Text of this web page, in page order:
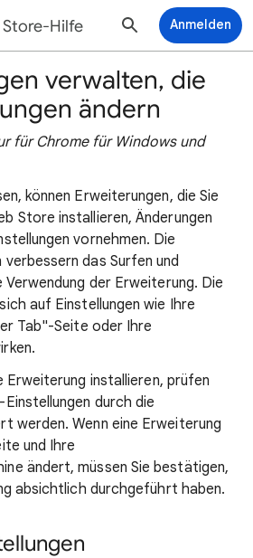
Store-Hilfe Anmelden
verwalten, die
ändern
für Chrome für Windows und
können Erweiterungen, die Sie
Store installieren, Änderungen
vornehmen. Die
das Surfen und
der Erweiterung. Die
auf Einstellungen wie Ihre
Tab"-Seite oder Ihre
Erweiterung installieren, prüfen
durch die
werden. Wenn eine Erweiterung
und Ihre
ändert, müssen Sie bestätigen,
absichtlich durchgeführt haben.